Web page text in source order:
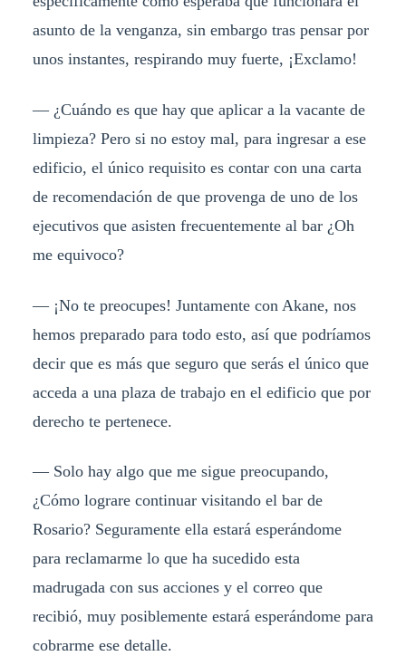
asunto de la venganza, sin embargo tras pensar por
unos instantes, respirando muy fuerte, ¡Exclamo!
— ¿Cuándo es que hay que aplicar a la vacante de
limpieza? Pero si no estoy mal, para ingresar a ese
edificio, el único requisito es contar con una carta
de recomendación de que provenga de uno de los
ejecutivos que asisten frecuentemente al bar ¿Oh
me equivoco?
— ¡No te preocupes! Juntamente con Akane, nos
hemos preparado para todo esto, así que podríamos
decir que es más que seguro que serás el único que
acceda a una plaza de trabajo en el edificio que por
derecho te pertenece.
— Solo hay algo que me sigue preocupando,
¿Cómo lograre continuar visitando el bar de
Rosario? Seguramente ella estará esperándome
para reclamarme lo que ha sucedido esta
madrugada con sus acciones y el correo que
recibió, muy posiblemente estará esperándome para
cobrarme ese detalle.